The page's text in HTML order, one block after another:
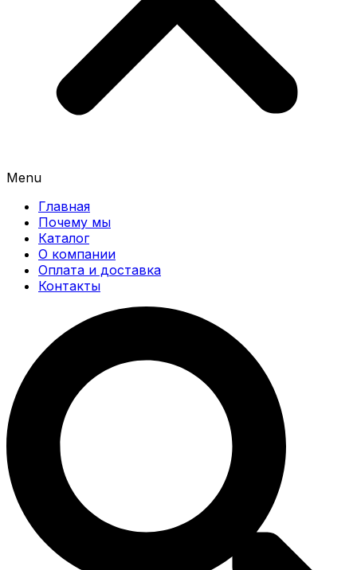
Menu
Главная
Почему мы
Каталог
О компании
Оплата и доставка
Контакты